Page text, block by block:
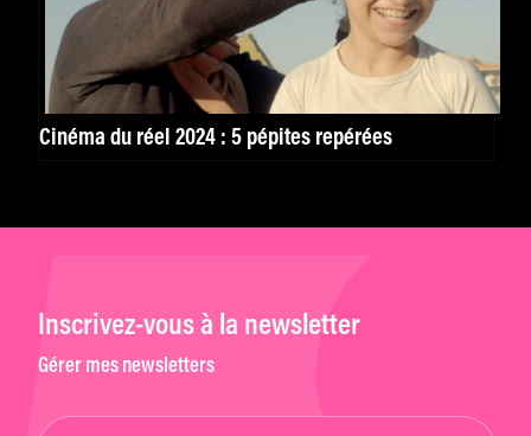
Cinéma du réel 2024 : 5 pépites repérées
Inscrivez-vous à la newsletter
Gérer mes newsletters